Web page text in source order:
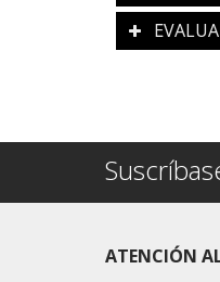
ATENCIÓN